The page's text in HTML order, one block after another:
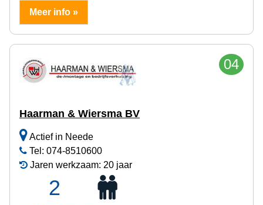
Meer info »
04
Haarman & Wiersma BV
Actief in Neede
Tel: 074-8510600
Jaren werkzaam: 20 jaar
2